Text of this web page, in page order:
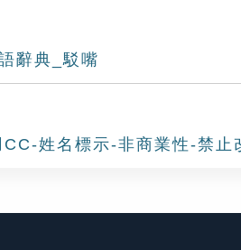
辭典_駁嘴
CC-姓名標示-非商業性-禁止